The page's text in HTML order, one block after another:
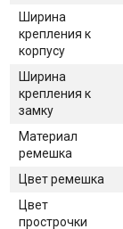
Ширина
крепления к
корпусу
Ширина
крепления к
замку
Материал
ремешка
Цвет ремешка
Цвет
прострочки